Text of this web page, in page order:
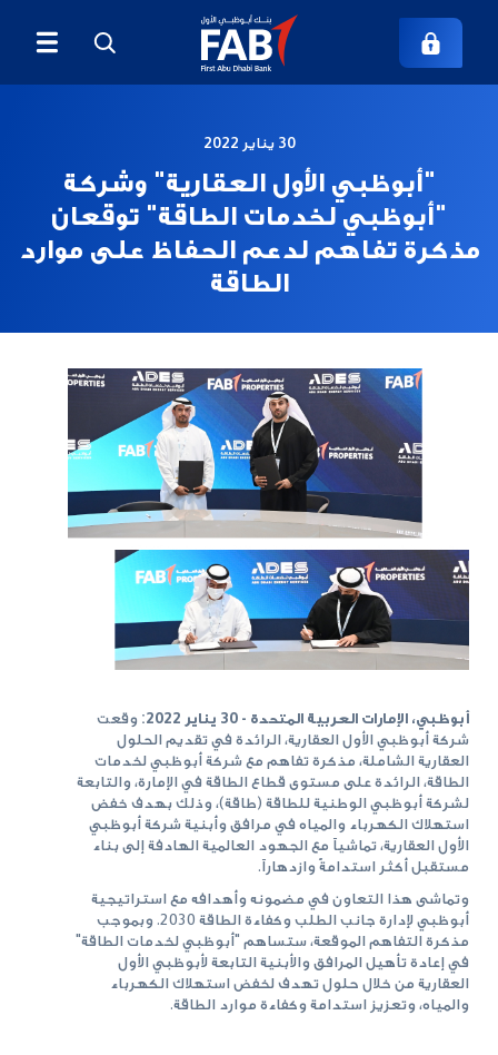
30 يناير 2022
"أبوظبي الأول العقارية" وشركة
"أبوظبي لخدمات الطاقة" توقعان
مذكرة تفاهم لدعم الحفاظ على موارد
الطاقة
أبوظبي، الإمارات العربية المتحدة - 30 يناير 2022:
وقعت
شركة أبوظبي الأول العقارية، الرائدة في تقديم الحلول
العقارية الشاملة، مذكرة تفاهم مع شركة أبوظبي لخدمات
الطاقة، الرائدة على مستوى قطاع الطاقة في الإمارة، والتابعة
لشركة أبوظبي الوطنية للطاقة (طاقة)، وذلك بهدف خفض
استهلاك الكهرباء والمياه في مرافق وأبنية شركة أبوظبي
الأول العقارية، تماشياً مع الجهود العالمية الهادفة إلى بناء
مستقبل أكثر استدامةً وازدهاراً.
وتماشى هذا التعاون في مضمونه وأهدافه مع استراتيجية
أبوظبي لإدارة جانب الطلب وكفاءة الطاقة 2030. وبموجب
مذكرة التفاهم الموقعة، ستساهم "أبوظبي لخدمات الطاقة"
في إعادة تأهيل المرافق والأبنية التابعة لأبوظبي الأول
العقارية من خلال حلول تهدف لخفض استهلاك الكهرباء
والمياه، وتعزيز استدامة وكفاءة موارد الطاقة.